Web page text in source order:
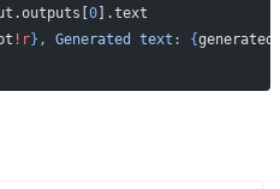
0].text
!r} , Generated text: {